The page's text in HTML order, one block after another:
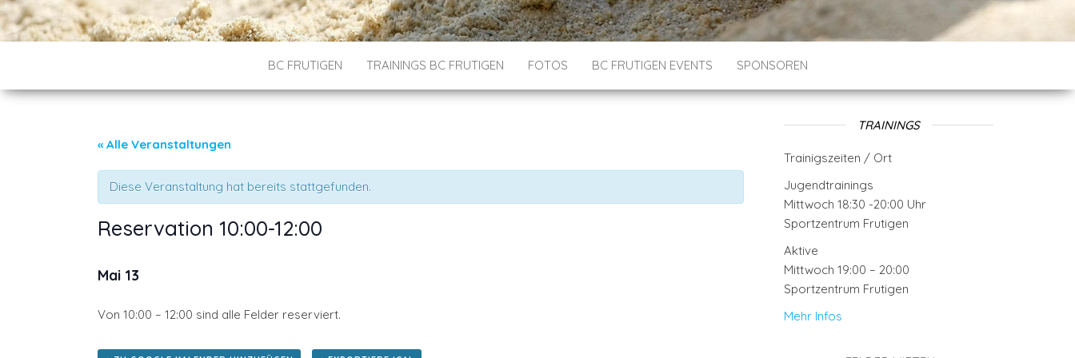
BC FRUTIGEN TRAININGS BC FRUTIGEN FOTOS BC FRUTIGEN EVENTS SPONSOREN
« Alle Veranstaltungen
Diese Veranstaltung hat bereits stattgefunden.
Reservation 10:00-12:00
Mai 13
Von 10:00 – 12:00 sind alle Felder reserviert.
TRAININGS
Trainigszeiten / Ort
Jugendtrainings
Mittwoch 18:30 -20:00 Uhr
Sportzentrum Frutigen
Aktive
Mittwoch 19:00 – 20:00
Sportzentrum Frutigen
Mehr Infos